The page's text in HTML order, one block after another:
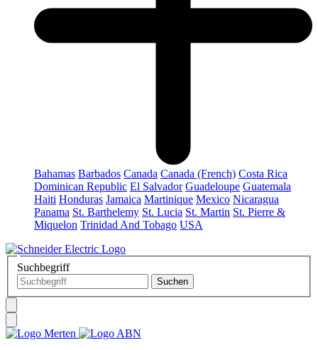
Bahamas Barbados Canada Canada (French) Costa Rica
Dominican Republic El Salvador Guadeloupe Guatemala
Haiti Honduras Jamaica Martinique Mexico Nicaragua
Panama St. Barthelemy St. Lucia St. Martin St. Pierre &
Miquelon Trinidad And Tobago USA
Suchbegriff